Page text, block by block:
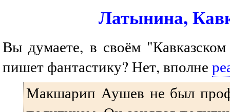
Латынина,
Вы думаете, в своём
пишет фантастику? Нет, вполне
Макшарип Аушев не был